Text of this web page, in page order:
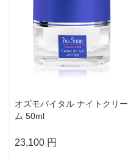
オズモバイタル ナイトクリー
ム 50ml
23,100 円